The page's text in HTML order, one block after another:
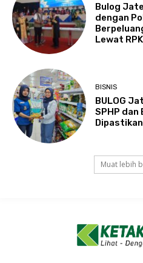
Bulog
dengan
Lewat
BISNIS
BULOG
SPHP
Muat lebih